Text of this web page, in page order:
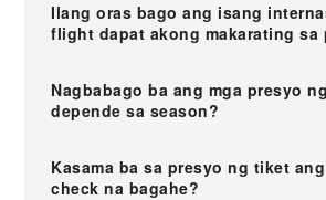
Ilang oras bago ang isang
flight dapat akong makarating sa
Nagbabago ba ang mga presyo
depende sa season?
Kasama ba sa presyo ng tiket
check na bagahe?